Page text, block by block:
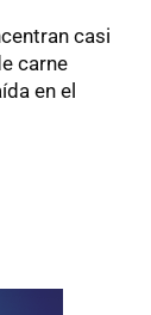
casi
carne
en el